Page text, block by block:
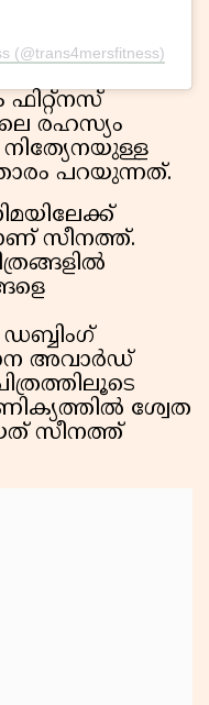
(@trans4mersfitness)
രഹസ്യം
പറയുന്നത്.
സീനത്ത്.
അവാർഡ്
ശ്വേത
സീനത്ത്